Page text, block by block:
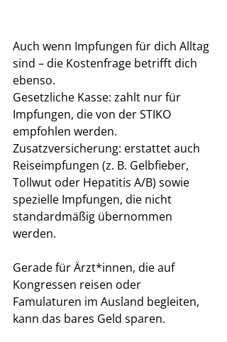
Auch wenn Impfungen für dich Alltag
sind – die Kostenfrage betrifft dich
ebenso.
Gesetzliche Kasse: zahlt nur für
Impfungen, die von der STIKO
empfohlen werden.
Zusatzversicherung: erstattet auch
Reiseimpfungen (z. B. Gelbfieber,
Tollwut oder Hepatitis A/B) sowie
spezielle Impfungen, die nicht
standardmäßig übernommen
werden.
Gerade für Ärzt*innen, die auf
Kongressen reisen oder
Famulaturen im Ausland begleiten,
kann das bares Geld sparen.